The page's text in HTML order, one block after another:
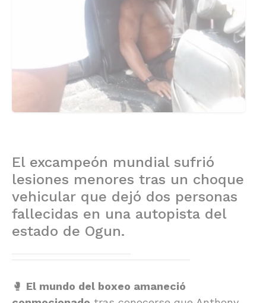
El excampeón mundial sufrió
lesiones menores tras un choque
vehicular que dejó dos personas
fallecidas en una autopista del
estado de Ogun.
🥊 El mundo del boxeo amaneció